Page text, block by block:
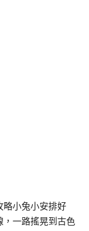
略小兔小安排好
，一路搖晃到古色